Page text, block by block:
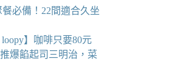
餐必備！22間適合久坐
】咖啡只要80元
爆餡起司三明治，菜